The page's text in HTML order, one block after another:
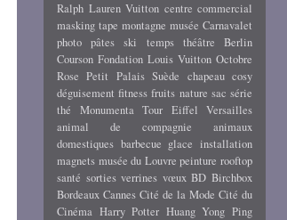
Ralph Lauren Vuitton centre commercial
masking tape montagne musée Carnavalet
photo
pâtes ski temps théâtre
Berlin
Courson Fondation Louis Vuitton Octobre
Rose Petit Palais Suède chapeau cosy
déguisement fitness fruits nature sac série
thé
Monumenta Tour Eiffel Versailles
animal de compagnie
animaux
domestiques barbecue glace installation
magnets musée du Louvre peinture rooftop
santé sorties verrines vœux BD Birchbox
Bordeaux Cannes Cité de la Mode Cité du
Cinéma Harry Potter Huang Yong Ping